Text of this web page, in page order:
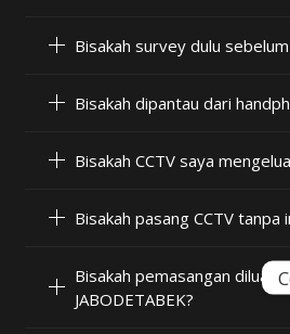
Bisakah survey dulu
Bisakah dipantau dari
Bisakah CCTV saya
Bisakah pasang CCTV tanpa
Bisakah pemasangan diluar
JABODETABEK?